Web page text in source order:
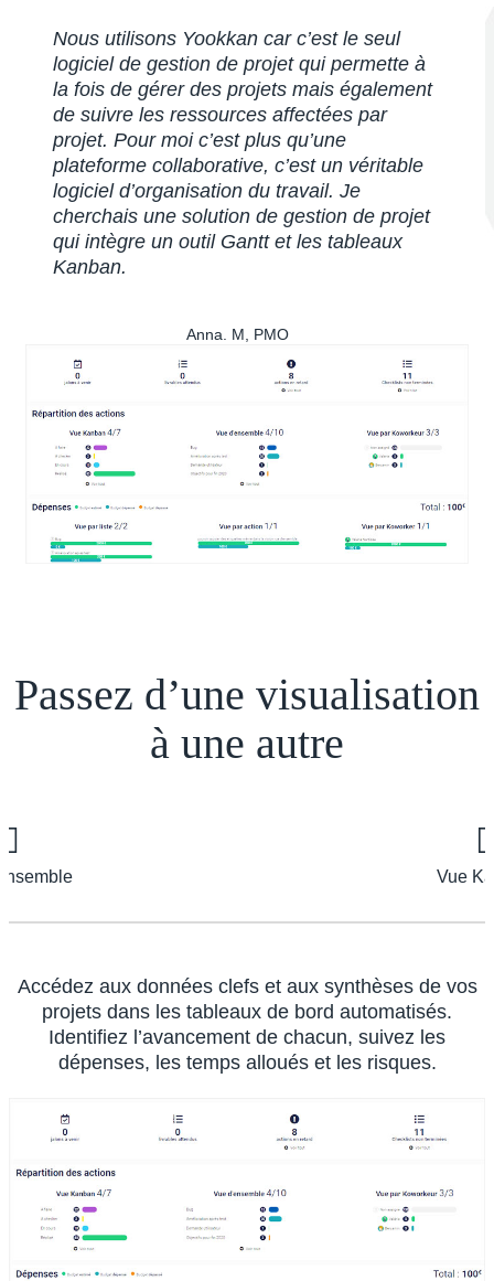
Nous utilisons Yookkan car c’est le seul
logiciel de gestion de projet qui permette à
la fois de gérer des projets mais également
de suivre les ressources affectées par
projet. Pour moi c’est plus qu’une
plateforme collaborative, c’est un véritable
logiciel d’organisation du travail. Je
cherchais une solution de gestion de projet
qui intègre un outil Gantt et les tableaux
Kanban.
Anna. M, PMO
Passez d’une visualisation
à une autre
Vue
Accédez aux données clefs et aux synthèses de vos
projets dans les tableaux de bord automatisés.
Identifiez l’avancement de chacun, suivez les
dépenses, les temps alloués et les risques.